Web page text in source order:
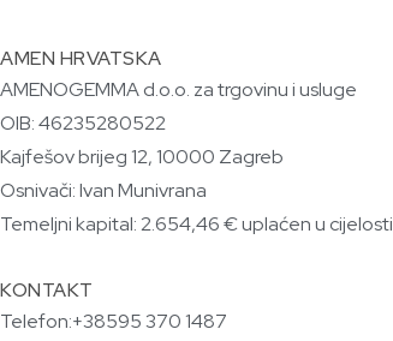
AMEN HRVATSKA
AMENOGEMMA d.o.o. za trgovinu i usluge
OIB: 46235280522
Kajfešov brijeg 12, 10000 Zagreb
Osnivači: Ivan Munivrana
Temeljni kapital: 2.654,46 € uplaćen u cijelosti
KONTAKT
Telefon:+38595 370 1487